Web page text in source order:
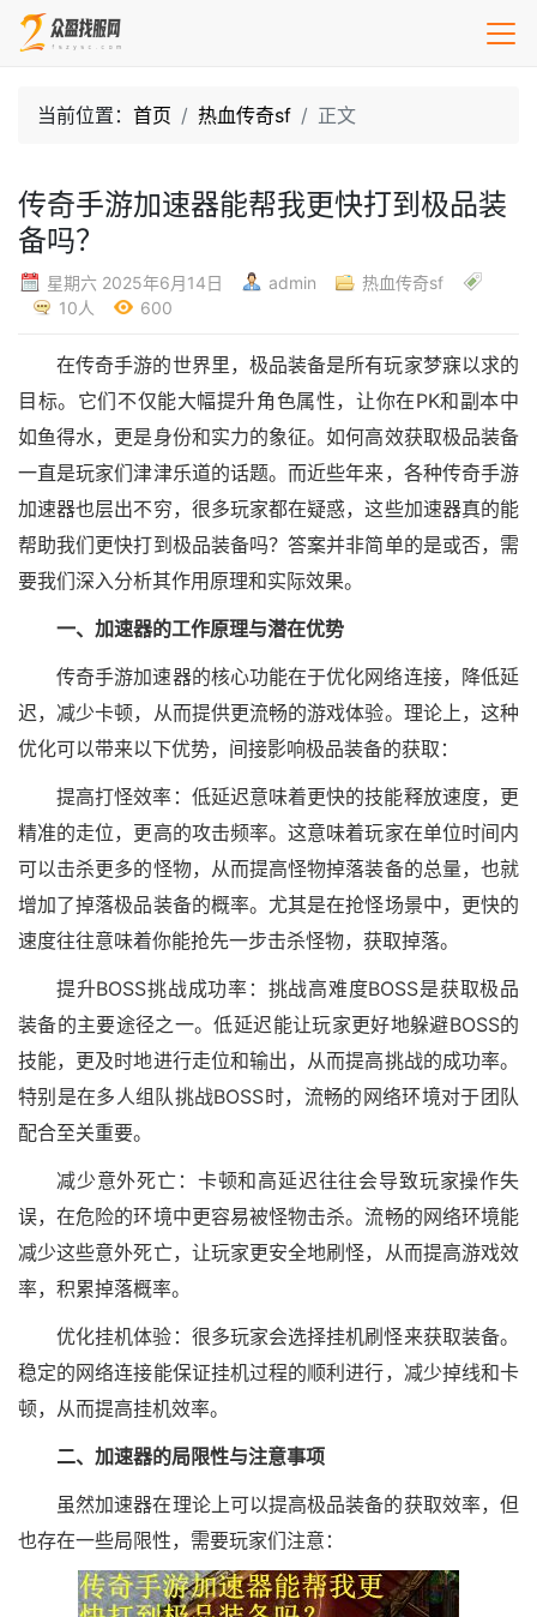
当前位置： 首页 热血传奇sf 正文
传奇手游加速器能帮我更快打到极品装
备吗？
星期六 2025年6月14日 admin
热血传奇sf
10人
600
在传奇手游的世界里，极品装备是所有玩家梦寐以求的
目标。它们不仅能大幅提升角色属性，让你在PK和副本中
如鱼得水，更是身份和实力的象征。如何高效获取极品装备
一直是玩家们津津乐道的话题。而近些年来，各种传奇手游
加速器也层出不穷，很多玩家都在疑惑，这些加速器真的能
帮助我们更快打到极品装备吗？答案并非简单的是或否，需
要我们深入分析其作用原理和实际效果。
一、加速器的工作原理与潜在优势
传奇手游加速器的核心功能在于优化网络连接，降低延
迟，减少卡顿，从而提供更流畅的游戏体验。理论上，这种
优化可以带来以下优势，间接影响极品装备的获取：
提高打怪效率：低延迟意味着更快的技能释放速度，更
精准的走位，更高的攻击频率。这意味着玩家在单位时间内
可以击杀更多的怪物，从而提高怪物掉落装备的总量，也就
增加了掉落极品装备的概率。尤其是在抢怪场景中，更快的
速度往往意味着你能抢先一步击杀怪物，获取掉落。
提升BOSS挑战成功率：挑战高难度BOSS是获取极品
装备的主要途径之一。低延迟能让玩家更好地躲避BOSS的
技能，更及时地进行走位和输出，从而提高挑战的成功率。
特别是在多人组队挑战BOSS时，流畅的网络环境对于团队
配合至关重要。
减少意外死亡：卡顿和高延迟往往会导致玩家操作失
误，在危险的环境中更容易被怪物击杀。流畅的网络环境能
减少这些意外死亡，让玩家更安全地刷怪，从而提高游戏效
率，积累掉落概率。
优化挂机体验：很多玩家会选择挂机刷怪来获取装备。
稳定的网络连接能保证挂机过程的顺利进行，减少掉线和卡
顿，从而提高挂机效率。
二、加速器的局限性与注意事项
虽然加速器在理论上可以提高极品装备的获取效率，但
也存在一些局限性，需要玩家们注意：